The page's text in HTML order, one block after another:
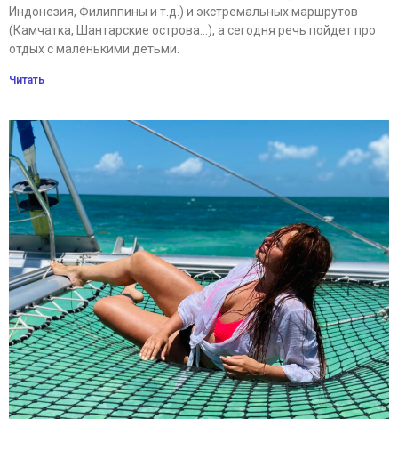
Индонезия, Филиппины и т.д.) и экстремальных маршрутов
(Камчатка, Шантарские острова…), а сегодня речь пойдет про
отдых с маленькими детьми.
Читать